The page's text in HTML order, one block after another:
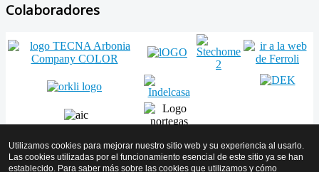
Colaboradores
Utilizamos cookies para mejorar nuestro sitio web y su experiencia al usarlo.
Las cookies utilizadas por el funcionamiento esencial de este sitio ya se han
establecido. Para saber más sobre las cookies que utilizamos y cómo